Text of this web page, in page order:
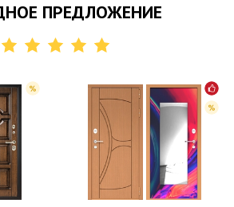
ПРЕДЛОЖЕНИЕ